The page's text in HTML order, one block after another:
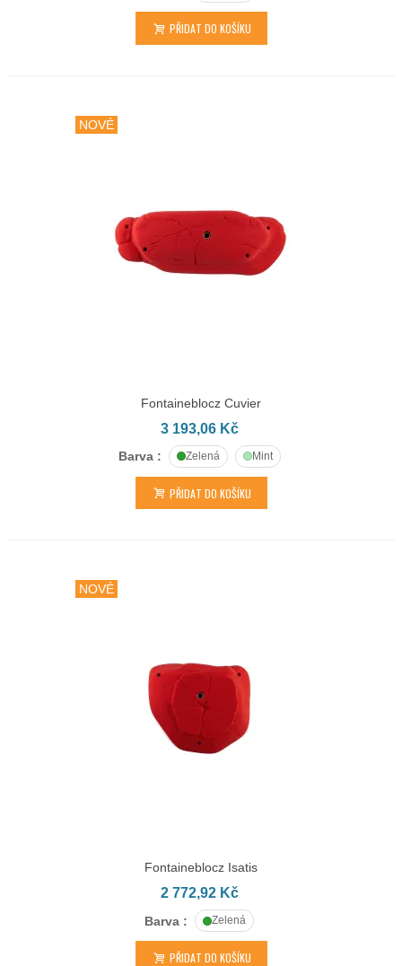
PŘIDAT DO KOŠÍKU
NOVÉ
Fontaineblocz Cuvier
3 193,06 Kč
Barva : Zelená Mint
PŘIDAT DO KOŠÍKU
NOVÉ
Fontaineblocz Isatis
2 772,92 Kč
Barva : Zelená
PŘIDAT DO KOŠÍKU